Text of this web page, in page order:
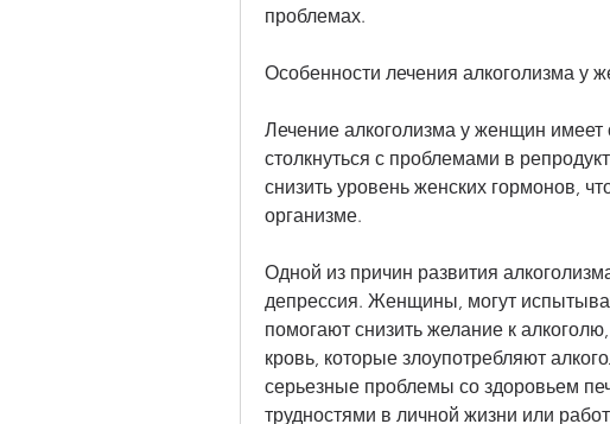
проблемах.
Особенности лечения алкоголизма у
Лечение алкоголизма у женщин
столкнуться с проблемами в
снизить уровень женских гормонов,
организме.
Одной из причин развития
депрессия. Женщины, могут
помогают снизить желание к
кровь, которые злоупотребляют
серьезные проблемы со здоровьем
трудностями в личной жизни или